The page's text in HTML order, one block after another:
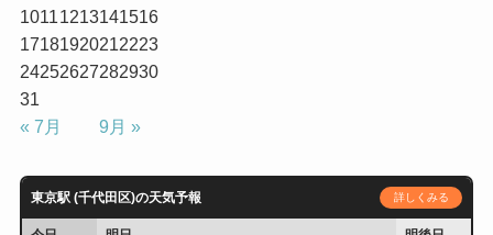
10111213141516
17181920212223
24252627282930
31
« 7月
9月 »
東京駅 (千代田区)の天気予報 詳しくみる